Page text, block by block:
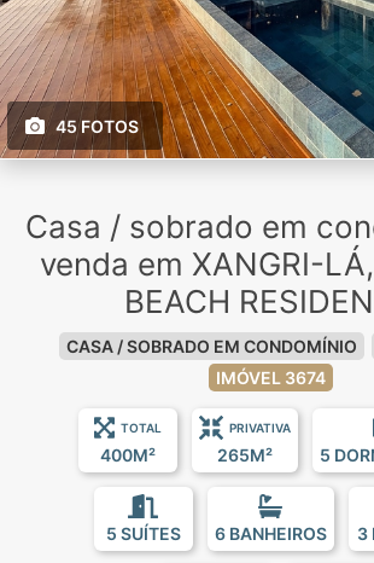
45 FOTOS
Casa / sobrado em
venda em XANGRI-
BEACH
CASA / SOBRADO EM CONDOMÍNIO
IMÓVEL 3674
TOTAL
400M²
PRIVATIVA
265M² 5
5 SUÍTES 6 BANHEIROS 3